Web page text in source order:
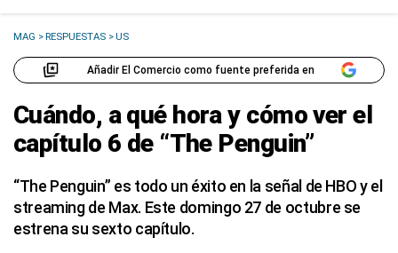
MAG >RESPUESTAS >US
Añadir El Comercio como fuente preferida en
Cuándo, a qué hora y cómo ver el
capítulo 6 de “The Penguin”
“The Penguin” es todo un éxito en la señal de HBO y el
streaming de Max. Este domingo 27 de octubre se
estrena su sexto capítulo.